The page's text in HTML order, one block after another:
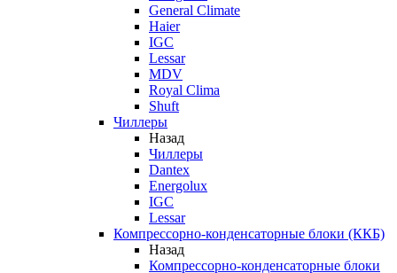
General Climate
Haier
IGC
Lessar
MDV
Royal Clima
Shuft
Чиллеры
Назад
Чиллеры
Dantex
Energolux
IGC
Lessar
Компрессорно-конденсаторные блоки (ККБ)
Назад
Компрессорно-конденсаторные блоки